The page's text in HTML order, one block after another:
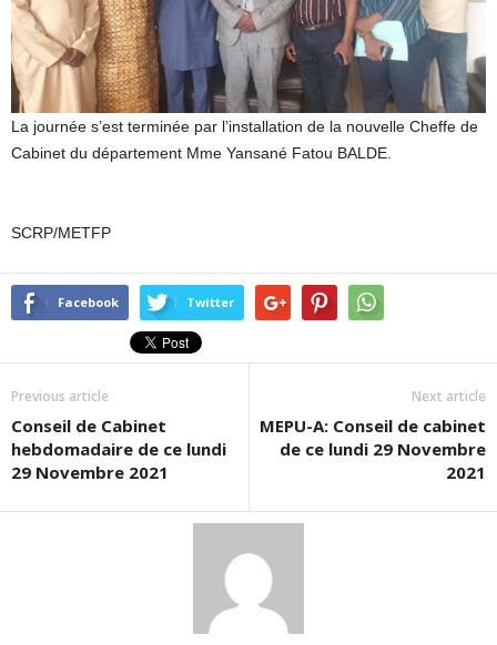
La journée s’est terminée par l’installation de la nouvelle Cheffe de
Cabinet du département Mme Yansané Fatou BALDE.
SCRP/METFP
Facebook Twitter
Previous article
Conseil de Cabinet
hebdomadaire de ce lundi
29 Novembre 2021
Next article
MEPU-A: Conseil de cabinet
de ce lundi 29 Novembre
2021